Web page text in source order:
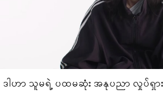
ဒါဟာ သူမရဲ့ ပထမဆုံး အနုပညာ လှုပ်ရှာ